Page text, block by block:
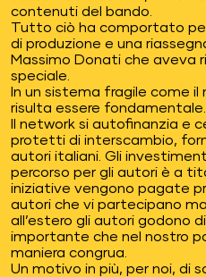
contenuti del bando.
Tutto ciò ha comportato
di produzione e una
Massimo Donati che aveva
speciale.
In un sistema fragile come
risulta essere fondamentale.
Il network si autofinanzia e
protetti di interscambio,
autori italiani. Gli
percorso per gli autori è a
iniziative vengono pagate
autori che vi partecipano
all’estero gli autori godono
importante che nel nostro
maniera congrua.
Un motivo in più, per noi, di